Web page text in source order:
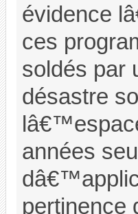
évidence
ces
soldés par
désastre
années
pertinence